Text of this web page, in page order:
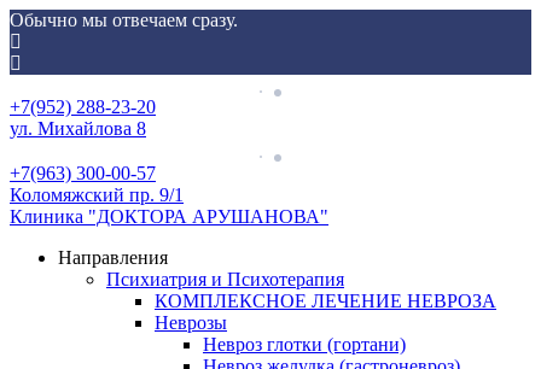
Обычно мы отвечаем сразу.
to
content
+7(952) 288-23-20
ул. Михайлова 8
+7(963) 300-00-57
Коломяжский пр. 9/1
Клиника "ДОКТОРА АРУШАНОВА"
Направления
Психиатрия и Психотерапия
КОМПЛЕКСНОЕ ЛЕЧЕНИЕ НЕВРОЗА
Неврозы
Невроз глотки (гортани)